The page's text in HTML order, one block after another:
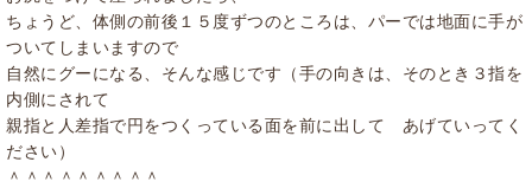
ちょうど、体側の前後１５度ずつのところは、パーでは地面に手が
ついてしまいますので
自然にグーになる、そんな感じです（手の向きは、そのとき３指を
内側にされて
親指と人差指で円をつくっている面を前に出して あげていってく
ださい）
＾＾＾＾＾＾＾＾＾